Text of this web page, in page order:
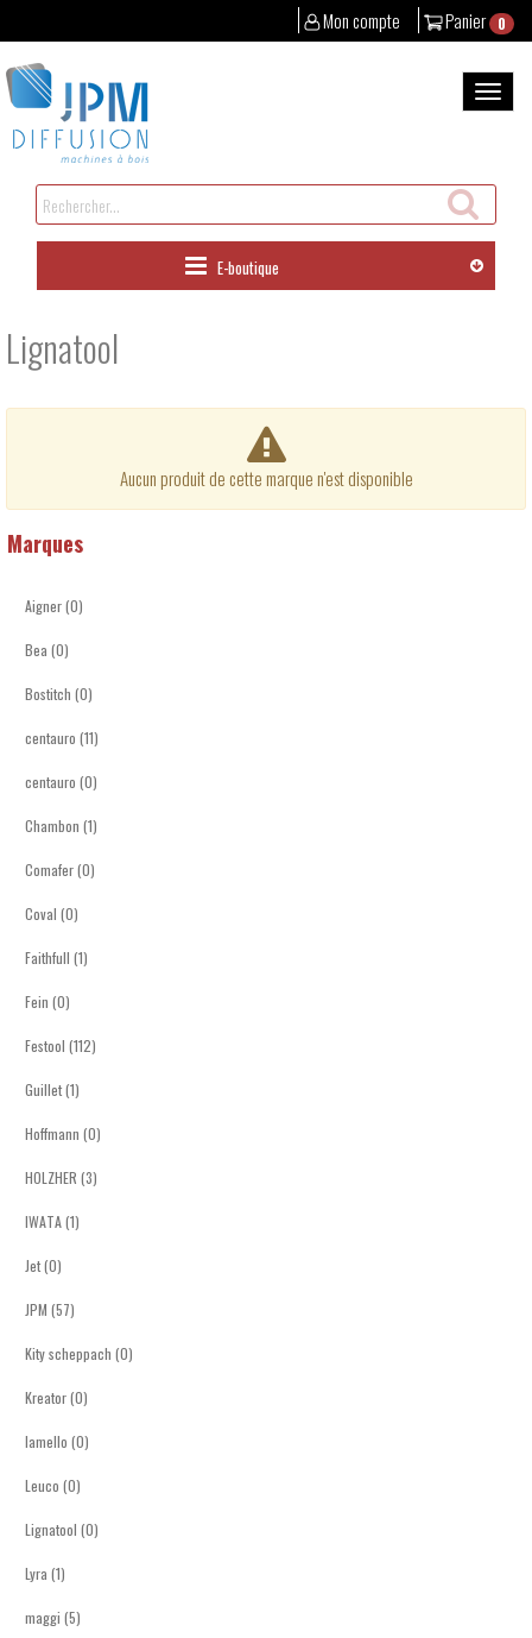
Panier 0
Mon compte
au
contenu
la
Rechercher
un
produit
E-boutique
Lignatool
Aucun produit de cette marque n'est disponible
Marques
Aigner (0)
Bea (0)
Bostitch (0)
centauro (11)
centauro (0)
Chambon (1)
Comafer (0)
Coval (0)
Faithfull (1)
Fein (0)
Festool (112)
Guillet (1)
Hoffmann (0)
HOLZHER (3)
IWATA (1)
Jet (0)
JPM (57)
Kity scheppach (0)
Kreator (0)
lamello (0)
Leuco (0)
Lignatool (0)
Lyra (1)
maggi (5)